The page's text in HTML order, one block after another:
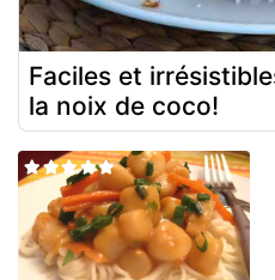
Faciles et
la noix de coco!